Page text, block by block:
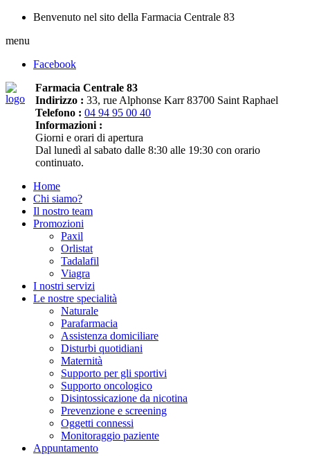
Benvenuto nel sito della Farmacia Centrale 83
menu
Facebook
Farmacia Centrale 83
Indirizzo : 33, rue Alphonse Karr 83700 Saint Raphael
Telefono : 04 94 95 00 40
Informazioni :
Giorni e orari di apertura
Dal lunedì al sabato dalle 8:30 alle 19:30 con orario
continuato.
Home
Chi siamo?
Il nostro team
Promozioni
Paxil
Orlistat
Tadalafil
Viagra
I nostri servizi
Le nostre specialità
Naturale
Parafarmacia
Assistenza domiciliare
Disturbi quotidiani
Maternità
Supporto per gli sportivi
Supporto oncologico
Disintossicazione da nicotina
Prevenzione e screening
Oggetti connessi
Monitoraggio paziente
Appuntamento